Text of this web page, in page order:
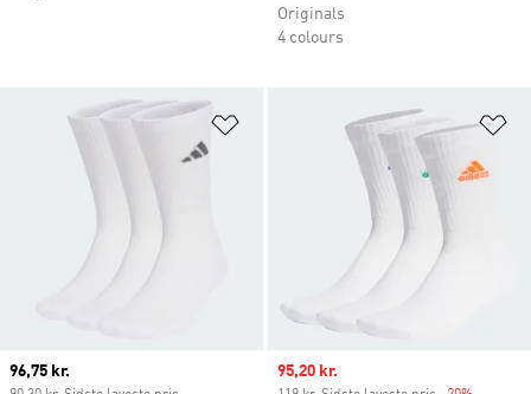
Originals
4 colours
Føj til ønskeliste
Current price
96,75 kr. Sale price
95,20 kr.